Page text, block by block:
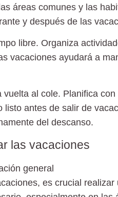
áreas comunes y las
y después de las
libre. Organiza
vacaciones ayudará a
vuelta al cole. Planifica
listo antes de salir de
del descanso.
las vacaciones
general
es crucial realizar